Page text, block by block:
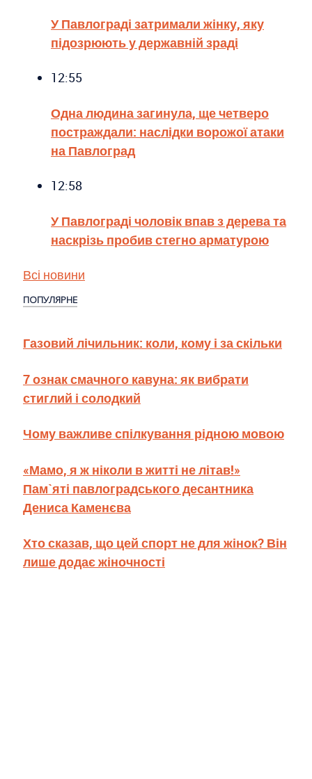
У Павлограді затримали жінку, яку
підозрюють у державній зраді
12:55
Одна людина загинула, ще четверо
постраждали: наслідки ворожої атаки
на Павлоград
12:58
У Павлограді чоловік впав з дерева та
наскрізь пробив стегно арматурою
Всі новини
ПОПУЛЯРНЕ
Газовий лічильник: коли, кому і за скільки
7 ознак смачного кавуна: як вибрати
стиглий і солодкий
Чому важливе спілкування рідною мовою
«Мамо, я ж ніколи в житті не літав!»
Пам`яті павлоградського десантника
Дениса Каменєва
Хто сказав, що цей спорт не для жінок? Він
лише додає жіночності